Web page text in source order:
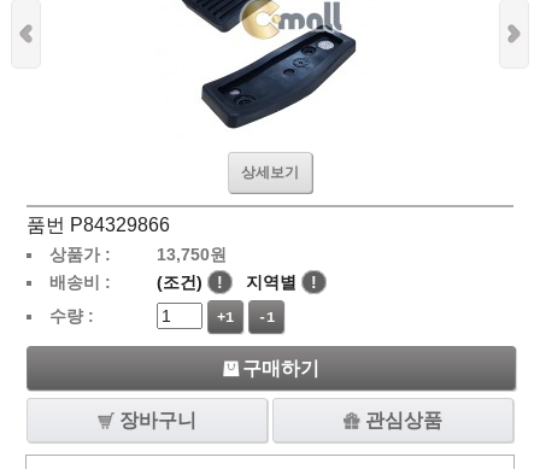
상세보기
품번 P84329866
상품가 : 13,750원
배송비 :
(조건) ! 지역별
!
수량 :
+1 -1
구매하기
장바구니 관심상품